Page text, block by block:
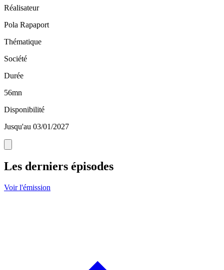
Réalisateur
Pola Rapaport
Thématique
Société
Durée
56mn
Disponibilité
Jusqu'au 03/01/2027
Les derniers épisodes
Voir l'émission